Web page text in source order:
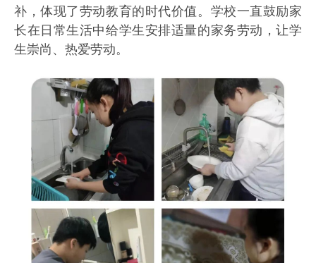
补，体现了劳动教育的时代价值。学校一直鼓励家
长在日常生活中给学生安排适量的家务劳动，让学
生崇尚、热爱劳动。